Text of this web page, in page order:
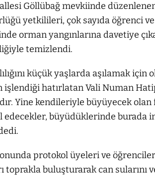
Göllübağ mevkiinde
yetkilileri, çok sayıda öğrenci
orman yangınlarına davetiye
temizlendi.
küçük yaşlarda aşılamak için
işlendiği hatırlatan Vali Numan
Yine kendileriyle büyüyecek
edecekler, büyüdüklerinde burada
protokol üyeleri ve
toprakla buluşturarak can sularını